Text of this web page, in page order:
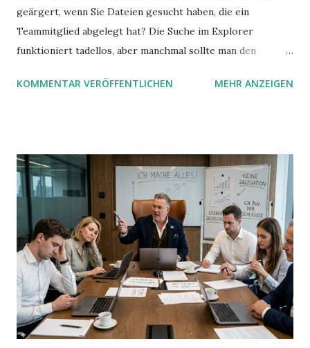
geärgert, wenn Sie Dateien gesucht haben, die ein
Teammitglied abgelegt hat? Die Suche im Explorer
funktioniert tadellos, aber manchmal sollte man den
mit UND oder ODER oder NICHT... Das geht so einfach,
KOMMENTAR VERÖFFENTLICHEN MEHR ANZEIGEN